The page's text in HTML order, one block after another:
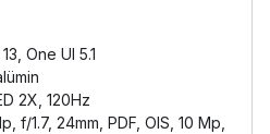
One UI 5.1
2X, 120Hz
f/1.7, 24mm, PDF, OIS, 10 Mp,